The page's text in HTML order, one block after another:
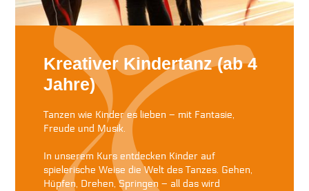
Kreativer Kindertanz (ab 4
Jahre)
Tanzen wie Kinder es lieben – mit Fantasie,
Freude und Musik.
In unserem Kurs entdecken Kinder auf
spielerische Weise die Welt des Tanzes. Gehen,
Hüpfen, Drehen, Springen – all das wird